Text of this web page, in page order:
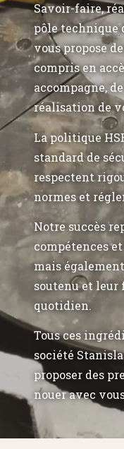
Savoir-faire,
pôle technique
vous propose
compris en
accompagne,
réalisation de
La politique
standard de
respectent
normes et
Notre succès
compétences
mais
soutenu et leur
quotidien.
Tous ces
société
proposer des
nouer avec